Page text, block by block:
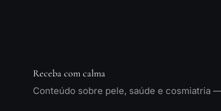
Receba com calma
Conteúdo sobre pele, saúde e cosmiatria